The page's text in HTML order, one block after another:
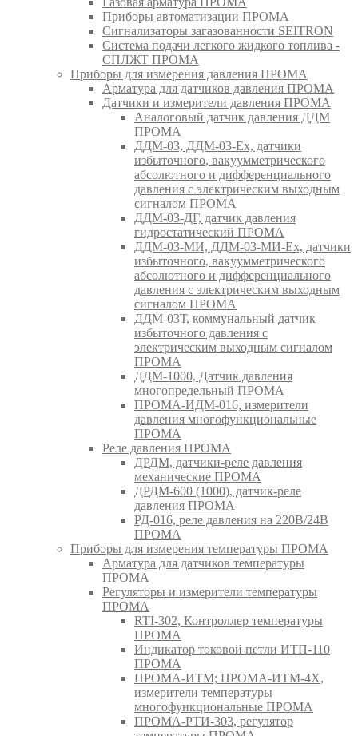
Приборы автоматизации ПРОМА
Сигнализаторы загазованности SEITRON
Система подачи легкого жидкого топлива -
СПЛЖТ ПРОМА
Приборы для измерения давления ПРОМА
Арматура для датчиков давления ПРОМА
Датчики и измерители давления ПРОМА
Аналоговый датчик давления ДДМ
ПРОМА
ДДМ-03, ДДМ-03-Ех, датчики
избыточного, вакуумметрического
абсолютного и дифференциального
давления с электрическим выходным
сигналом ПРОМА
ДДМ-03-ДГ, датчик давления
гидростатический ПРОМА
ДДМ-03-МИ, ДДМ-03-МИ-Ех, датчики
избыточного, вакуумметрического
абсолютного и дифференциального
давления с электрическим выходным
сигналом ПРОМА
ДДМ-03Т, коммунальный датчик
избыточного давления с
электрическим выходным сигналом
ПРОМА
ДДМ-1000, Датчик давления
многопредельный ПРОМА
ПРОМА-ИДМ-016, измерители
давления многофункциональные
ПРОМА
Реле давления ПРОМА
ДРДМ, датчики-реле давления
механические ПРОМА
ДРДМ-600 (1000), датчик-реле
давления ПРОМА
РД-016, реле давления на 220В/24В
ПРОМА
Приборы для измерения температуры ПРОМА
Арматура для датчиков температуры
ПРОМА
Регуляторы и измерители температуры
ПРОМА
RTI-302, Контроллер температуры
ПРОМА
Индикатор токовой петли ИТП-110
ПРОМА
ПРОМА-ИТМ; ПРОМА-ИТМ-4Х,
измерители температуры
многофункциональные ПРОМА
ПРОМА-РТИ-303, регулятор